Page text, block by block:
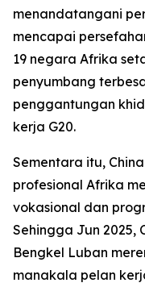
menandatangani
mencapai
19 negara Afrika
penyumbang
penggantungan
kerja G20.
Sementara itu,
profesional Afrika
vokasional dan
Sehingga Jun 2025,
Bengkel Luban
manakala pelan